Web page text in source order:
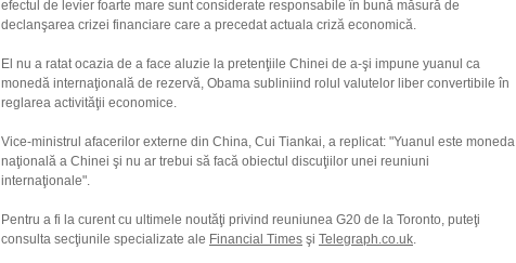
efectul de levier foarte mare sunt considerate responsabile în bună măsură de
declanşarea crizei financiare care a precedat actuala criză economică.
El nu a ratat ocazia de a face aluzie la pretenţiile Chinei de a-şi impune yuanul ca
monedă internaţională de rezervă, Obama subliniind rolul valutelor liber convertibile în
reglarea activităţii economice.
Vice-ministrul afacerilor externe din China, Cui Tiankai, a replicat: "Yuanul este moneda
naţională a Chinei şi nu ar trebui să facă obiectul discuţiilor unei reuniuni
internaţionale".
Pentru a fi la curent cu ultimele noutăţi privind reuniunea G20 de la Toronto, puteţi
consulta secţiunile specializate ale Financial Times şi Telegraph.co.uk.